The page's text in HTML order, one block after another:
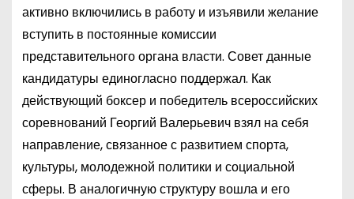
активно включились в работу и изъявили желание
вступить в постоянные комиссии
представительного органа власти. Совет данные
кандидатуры единогласно поддержал. Как
действующий боксер и победитель всероссийских
соревнований Георгий Валерьевич взял на себя
направление, связанное с развитием спорта,
культуры, молодежной политики и социальной
сферы. В аналогичную структуру вошла и его